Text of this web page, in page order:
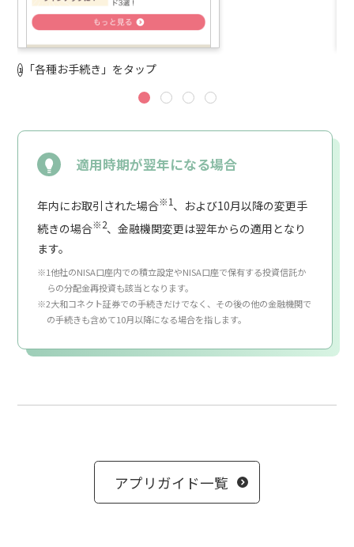
「各種お手続き」をタップ
適用時期が翌年になる場合
年内にお取引された場合※1、および10月以降の変更手
続きの場合※2、金融機関変更は翌年からの適用となり
ます。
※1他社のNISA口座内での積立設定やNISA口座で保有する投資信託か
らの分配金再投資も該当となります。
※2大和コネクト証券での手続きだけでなく、その後の他の金融機関で
の手続きも含めて10月以降になる場合を指します。
アプリガイド一覧